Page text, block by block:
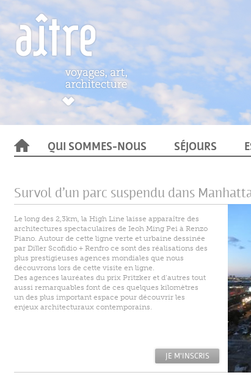
QUI SOMMES-NOUS SÉJOURS
Survol d’un parc suspendu dans
Le long des 2,3km, la High Line laisse apparaître des
architectures spectaculaires de Ieoh Ming Pei à Renzo
Piano. Autour de cette ligne verte et urbaine dessinée
par Diller Scofidio + Renfro ce sont des réalisations des
plus prestigieuses agences mondiales que nous
découvrons lors de cette visite en ligne.
Des agences lauréates du prix Pritzker et d’autres tout
aussi remarquables font de ces quelques kilomètres
un des plus important espace pour découvrir les
enjeux architecturaux contemporains.